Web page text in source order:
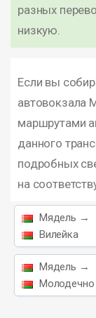
разных
низкую.
Если вы
автовокзала
маршрутами
данного
подробных
на
Мядель →
Вилейка
Мядель →
Молодечно